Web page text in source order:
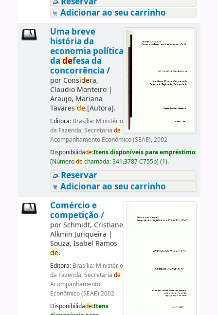
Adicionar ao seu carrinho
Uma breve
história da
economia política
da defesa da
concorrência /
por Considera,
Claudio Monteiro|
Araujo, Mariana
Tavares de[Autora].
Editora: Brasília: Ministério
da Fazenda, Secretaria de
Acompanhamento Econômico (SEAE), 2002
Disponibilidade:Itens disponíveis para empréstimo:
[Númerodechamada:341.3787 C755b] (1).
Reservar
Adicionar ao seu carrinho
Comércio e
competição /
porSchmidt, Cristiane
Alkmin Junqueira |
Souza, Isabel Ramos
de.
Editora: Brasília: Ministério
da Fazenda, Secretaria de
Acompanhamento
Econômico (SEAE) 2002
Disponibilidade:Itens